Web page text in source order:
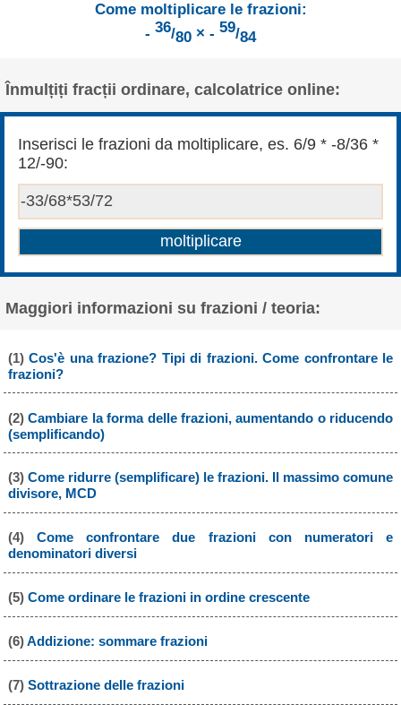
Come moltiplicare le frazioni:
- 36/80 × - 59/84
Înmulțiți fracții ordinare, calcolatrice online:
Inserisci le frazioni da moltiplicare, es. 6/9 * -8/36 *
12/-90:
Maggiori informazioni su frazioni / teoria:
(1)Cos'è una frazione? Tipi di frazioni. Come confrontare le
frazioni?
(2)Cambiare la forma delle frazioni, aumentando o riducendo
(semplificando)
(3) Come ridurre (semplificare) le frazioni. Il massimo comune
divisore, MCD
(4) Come confrontare due frazioni con numeratori e
denominatori diversi
(5) Come ordinare le frazioni in ordine crescente
(6)Addizione: sommare frazioni
(7) Sottrazione delle frazioni